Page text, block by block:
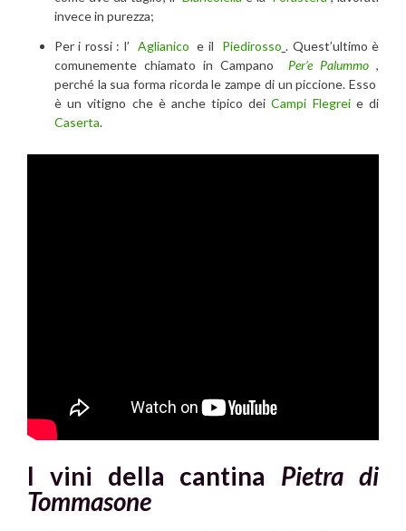
invece in purezza;
Per i rossi : l’ Aglianico e il Piedirosso . Quest’ultimo è
comunemente chiamato in Campano Per’e Palummo ,
perché la sua forma ricorda le zampe di un piccione. Esso
è un vitigno che è anche tipico deiCampi Flegreie di
Caserta.
I vini della cantina Pietra di
Tommasone